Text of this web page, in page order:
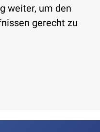
weiter, um den
gerecht zu